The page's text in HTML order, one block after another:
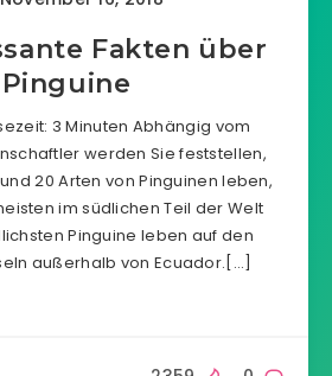
Fakten über
Pinguine
3 Minuten Abhängig vom
werden Sie feststellen,
20 Arten von Pinguinen leben,
im südlichen Teil der Welt
Pinguine leben auf den
außerhalb von Ecuador.[…]